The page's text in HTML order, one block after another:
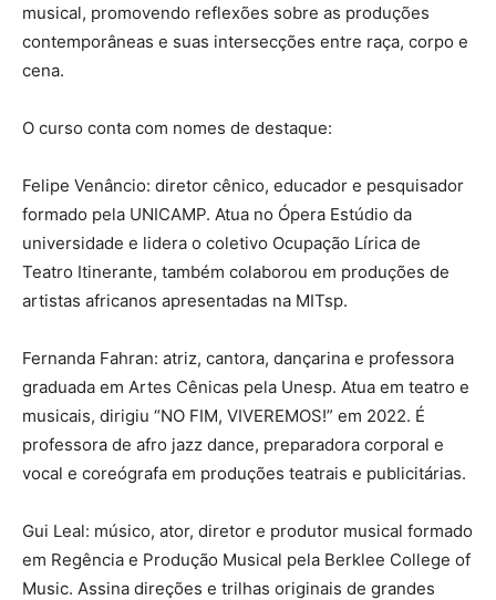
musical, promovendo reflexões sobre as produções
contemporâneas e suas intersecções entre raça, corpo e
cena.
O curso conta com nomes de destaque:
Felipe Venâncio: diretor cênico, educador e pesquisador
formado pela UNICAMP. Atua no Ópera Estúdio da
universidade e lidera o coletivo Ocupação Lírica de
Teatro Itinerante, também colaborou em produções de
artistas africanos apresentadas na MITsp.
Fernanda Fahran: atriz, cantora, dançarina e professora
graduada em Artes Cênicas pela Unesp. Atua em teatro e
musicais, dirigiu “NO FIM, VIVEREMOS!” em 2022. É
professora de afro jazz dance, preparadora corporal e
vocal e coreógrafa em produções teatrais e publicitárias.
Gui Leal: músico, ator, diretor e produtor musical formado
em Regência e Produção Musical pela Berklee College of
Music. Assina direções e trilhas originais de grandes